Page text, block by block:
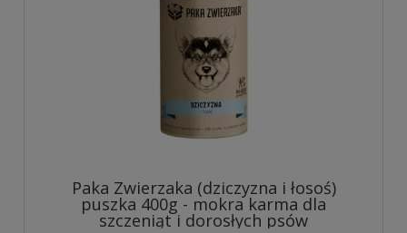
Paka Zwierzaka (dziczyzna i łosoś)
puszka 400g - mokra karma dla
szczeniąt i dorosłych psów